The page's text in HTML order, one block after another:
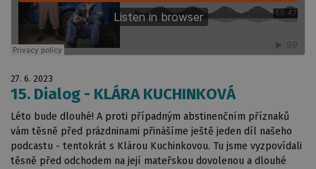
27. 6. 2023
15. Dialog - KLÁRA KUCHINKOVÁ
Léto bude dlouhé! A proti případným abstinenčním příznaků
vám těsně před prázdninami přinášíme ještě jeden díl našeho
podcastu - tentokrát s Klárou Kuchinkovou. Tu jsme vyzpovídali
těsně před odchodem na její mateřskou dovolenou a dlouhé